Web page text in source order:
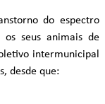
do espectro
seus animais de
intermunicipal
desde que: